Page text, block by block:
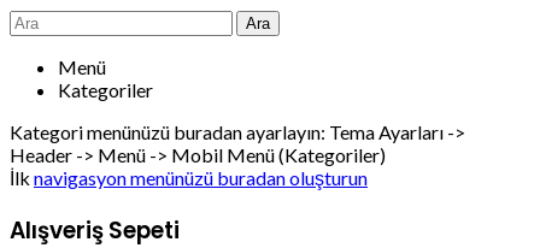
Ara
Menü
Kategoriler
Kategori menünüzü buradan ayarlayın: Tema Ayarları ->
Header -> Menü -> Mobil Menü (Kategoriler)
İlk navigasyon menünüzü buradan oluşturun
Alışveriş Sepeti